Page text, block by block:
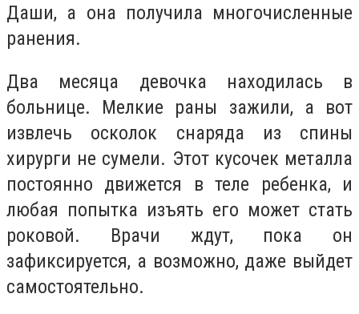
Даши, а она получила многочисленные
ранения.
Два месяца девочка находилась в
больнице. Мелкие раны зажили, а вот
извлечь осколок снаряда из спины
хирурги не сумели. Этот кусочек металла
постоянно движется в теле ребенка, и
любая попытка изъять его может стать
роковой. Врачи ждут, пока он
зафиксируется, а возможно, даже выйдет
самостоятельно.